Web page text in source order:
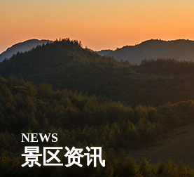
NEWS
景区资讯